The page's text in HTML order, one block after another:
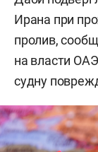
Ирана при
пролив,
на власти
судну